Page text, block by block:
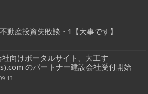
動産投資失敗談・1【大事です】
社向けポータルサイト、大工す
のパートナー建設会社受付開始
13